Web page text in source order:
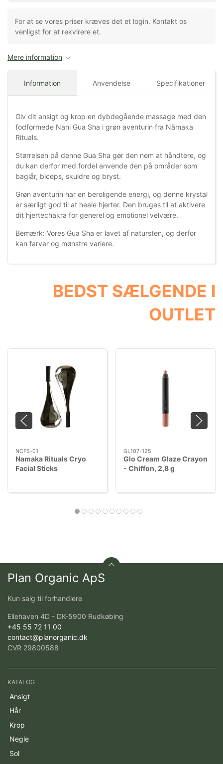
For at se vores priser kræves det et login. Kontakt os
venligst for at rekvirere et.
Mere information
Information Anvendelse Specifikationer
Giv dit ansigt og krop en dybdegående massage med den
fodformede Nani Gua Sha i grøn aventurin fra Nãmaka
Rituals.
Størrelsen på denne Gua Sha gør den nem at håndtere, og
du kan derfor med fordel anvende den på områder som
baglår, biceps, skuldre og bryst.
Grøn aventurin har en beroligende energi, og denne krystal
er særligt god til at heale hjerter. Den bruges til at aktivere
dit hjertechakra for generel og emotionel velvære.
Bemærk: Vores Gua Sha er lavet af natursten, og derfor
kan farver og mønstre variere.
BEDST SÆLGENDE I
OUTLET
NCFS-01
Namaka Rituals Cryo
Facial Sticks
GL107-125
Glo Cream Glaze Crayon
- Chiffon, 2,8 g
Plan Organic ApS
Kun salg til forhandlere
Ellehaven 4D - DK-5900 Rudkøbing
+45 55 72 11 00
contact@planorganic.dk
CVR 29800588
KATALOG
Ansigt
Hår
Krop
Negle
Sol